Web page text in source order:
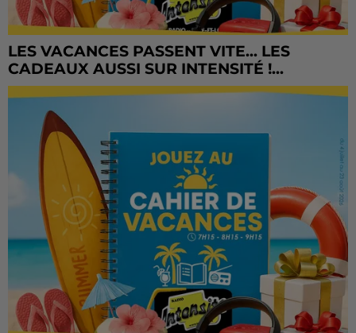
LES VACANCES PASSENT VITE... LES
CADEAUX AUSSI SUR INTENSITÉ !...